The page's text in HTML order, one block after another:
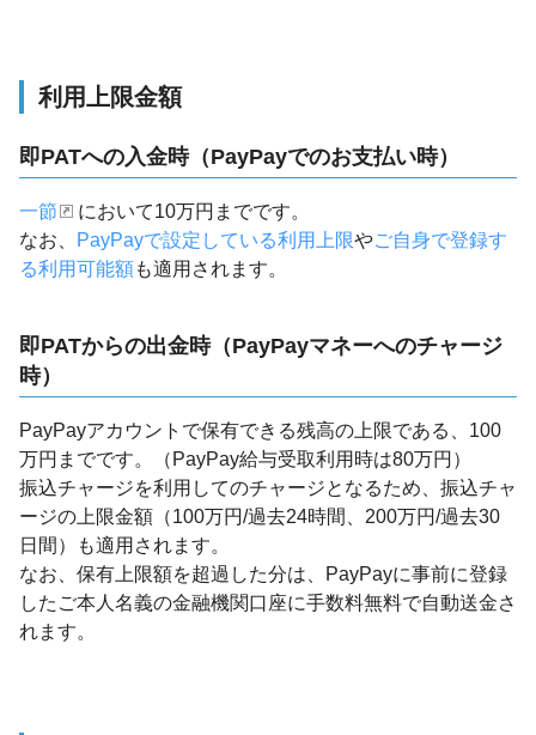
利用上限金額
即PATへの入金時（PayPayでのお支払い時）
一節
において10万円までです。
なお、
PayPayで設定している利用上限やご自身で登録す
る利用可能額も適用されます。
即PATからの出金時（PayPayマネーへのチャージ
時）
PayPayアカウントで保有できる残高の上限である、100
万円までです。（PayPay給与受取利用時は80万円）
振込チャージを利用してのチャージとなるため、振込チャ
ージの上限金額（100万円/過去24時間、200万円/過去30
日間）も適用されます。
なお、保有上限額を超過した分は、PayPayに事前に登録
したご本人名義の金融機関口座に手数料無料で自動送金さ
れます。